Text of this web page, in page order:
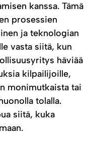
kanssa. Tämä
prosessien
ja teknologian
vasta siitä, kun
häviää
kilpailijoille,
monimutkaista tai
tolalla.
siitä, kuka